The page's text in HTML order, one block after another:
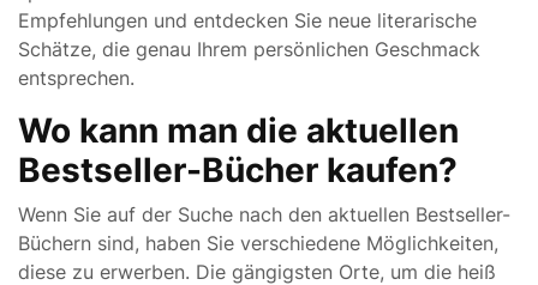
Empfehlungen und entdecken Sie neue literarische
Schätze, die genau Ihrem persönlichen Geschmack
entsprechen.
Wo kann man die aktuellen
Bestseller-Bücher kaufen?
Wenn Sie auf der Suche nach den aktuellen Bestseller-
Büchern sind, haben Sie verschiedene Möglichkeiten,
diese zu erwerben. Die gängigsten Orte, um die heiß